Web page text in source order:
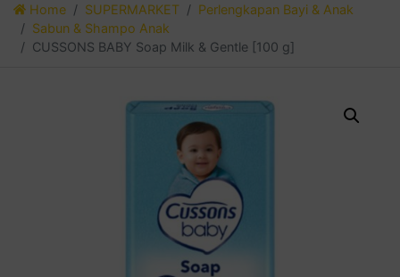
Home SUPERMARKET
Perlengkapan Bayi & Anak
Sabun & Shampo Anak
CUSSONS BABY Soap Milk & Gentle [100 g]